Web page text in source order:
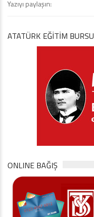
Yazıyı paylaşın:
ATATÜRK EĞITIM BURSU
ONLINE BAĞIŞ